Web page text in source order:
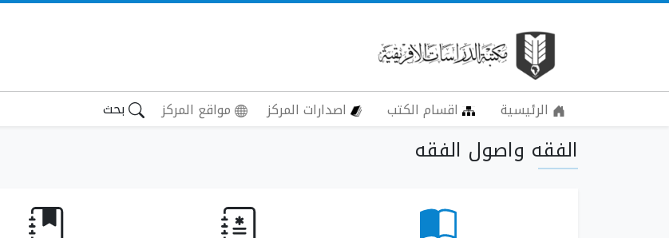
الرئيسية اقسام الكتب اصدارات المركز مواقع المركز بحث
الفقه واصول الفقه